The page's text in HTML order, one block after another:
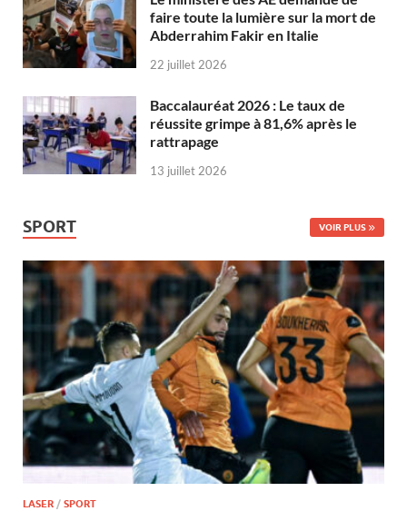
faire toute la lumière sur la mort de
Abderrahim Fakir en Italie
22 juillet 2026
Baccalauréat 2026 : Le taux de
réussite grimpe à 81,6% après le
rattrapage
13 juillet 2026
SPORT VOIR PLUS
LASER / SPORT